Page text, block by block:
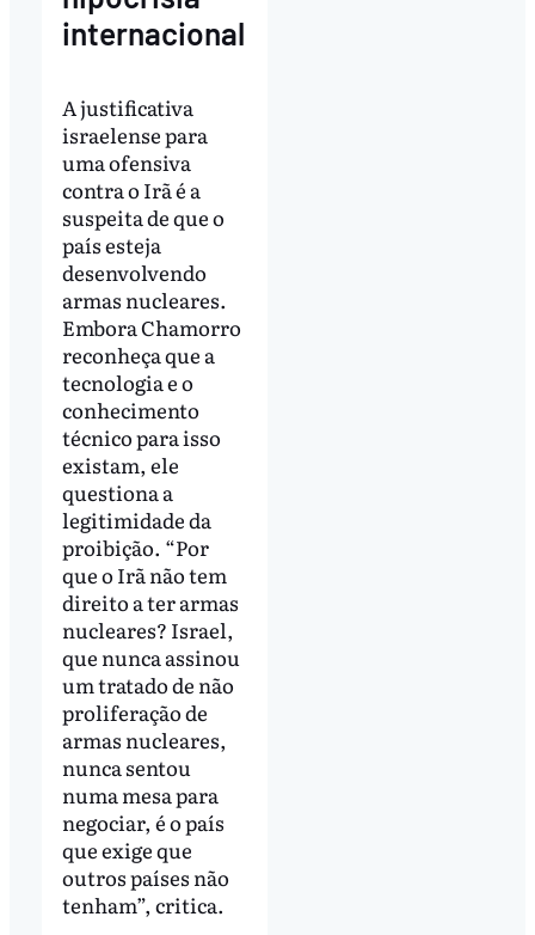
internacional
A justificativa
israelense para
uma ofensiva
contra o Irã é a
suspeita de que o
país esteja
desenvolvendo
armas nucleares.
Embora Chamorro
reconheça que a
tecnologia e o
conhecimento
técnico para isso
existam, ele
questiona a
legitimidade da
proibição. “Por
que o Irã não tem
direito a ter armas
nucleares? Israel,
que nunca assinou
um tratado de não
proliferação de
armas nucleares,
nunca sentou
numa mesa para
negociar, é o país
que exige que
outros países não
tenham”, critica.